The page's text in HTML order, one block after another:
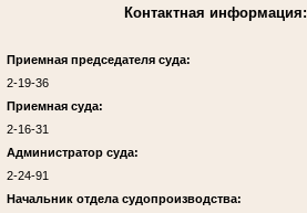
Контактная информация:
Приемная председателя суда:
2-19-36
Приемная суда:
2-16-31
Администратор суда:
2-24-91
Начальник отдела судопроизводства: